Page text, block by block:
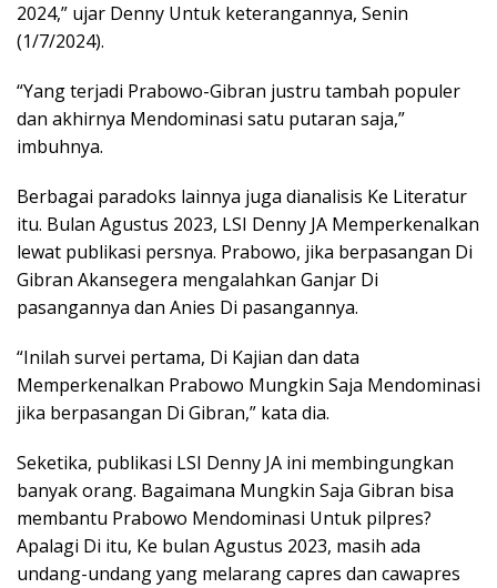
2024,” ujar Denny Untuk keterangannya, Senin
(1/7/2024).
“Yang terjadi Prabowo-Gibran justru tambah populer
dan akhirnya Mendominasi satu putaran saja,”
imbuhnya.
Berbagai paradoks lainnya juga dianalisis Ke Literatur
itu. Bulan Agustus 2023, LSI Denny JA Memperkenalkan
lewat publikasi persnya. Prabowo, jika berpasangan Di
Gibran Akansegera mengalahkan Ganjar Di
pasangannya dan Anies Di pasangannya.
“Inilah survei pertama, Di Kajian dan data
Memperkenalkan Prabowo Mungkin Saja Mendominasi
jika berpasangan Di Gibran,” kata dia.
Seketika, publikasi LSI Denny JA ini membingungkan
banyak orang. Bagaimana Mungkin Saja Gibran bisa
membantu Prabowo Mendominasi Untuk pilpres?
Apalagi Di itu, Ke bulan Agustus 2023, masih ada
undang-undang yang melarang capres dan cawapres